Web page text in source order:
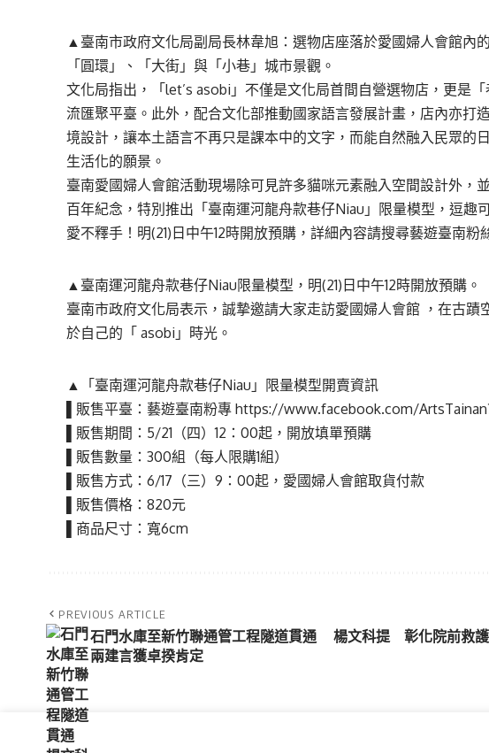
▲臺南市政府文化局副局長林韋旭：選物店座落於愛國婦人會館內
「圓環」、「大街」與「小巷」城市景觀。
文化局指出，「let’s asobi」不僅是文化局首間自營選物店，更是
流匯聚平臺。此外，配合文化部推動國家語言發展計畫，店內亦打
境設計，讓本土語言不再只是課本中的文字，而能自然融入民眾的
生活化的願景。
臺南愛國婦人會館活動現場除可見許多貓咪元素融入空間設計外，
百年紀念，特別推出「臺南運河龍舟款巷仔Niau」限量模型，逗趣
愛不釋手！明(21)日中午12時開放預購，詳細內容請搜尋藝遊臺南粉
▲臺南運河龍舟款巷仔Niau限量模型，明(21)日中午12時開放預購。
臺南市政府文化局表示，誠摯邀請大家走訪愛國婦人會館 ，在古
於自己的「 asobi」時光。
▲「臺南運河龍舟款巷仔Niau」限量模型開賣資訊
▌販售平臺：藝遊臺南粉專 https://www.facebook.com/
▌販售期間：5/21（四）12：00起，開放填單預購
▌販售數量：300組（每人限購1組）
▌販售方式：6/17（三）9：00起，愛國婦人會館取貨付款
▌販售價格：820元
▌商品尺寸：寬6cm
PREVIOUS ARTICLE
石門水庫至新竹聯通管工程隧道貫通 楊文科提
兩建言獲卓揆肯定
彰化院前救